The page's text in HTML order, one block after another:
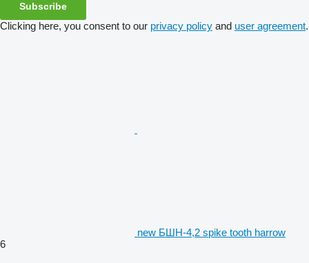
Subscribe
Clicking here, you consent to our privacy policy and user agreement.
new БШН-4,2 spike tooth harrow
6